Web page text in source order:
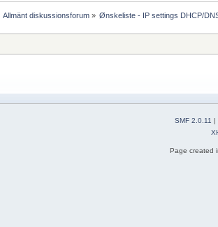
Allmänt diskussionsforum » Ønskeliste - IP settings DHCP/
SMF 2.0.11
Page created